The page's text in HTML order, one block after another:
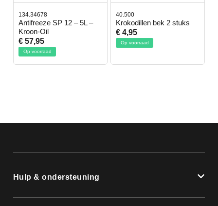
134.34678
Antifreeze SP 12 – 5L –
Kroon-Oil
€ 57,95
Op voorraad
40.500
Krokodillen bek 2 stuks
€ 4,95
Op voorraad
Hulp & ondersteuning